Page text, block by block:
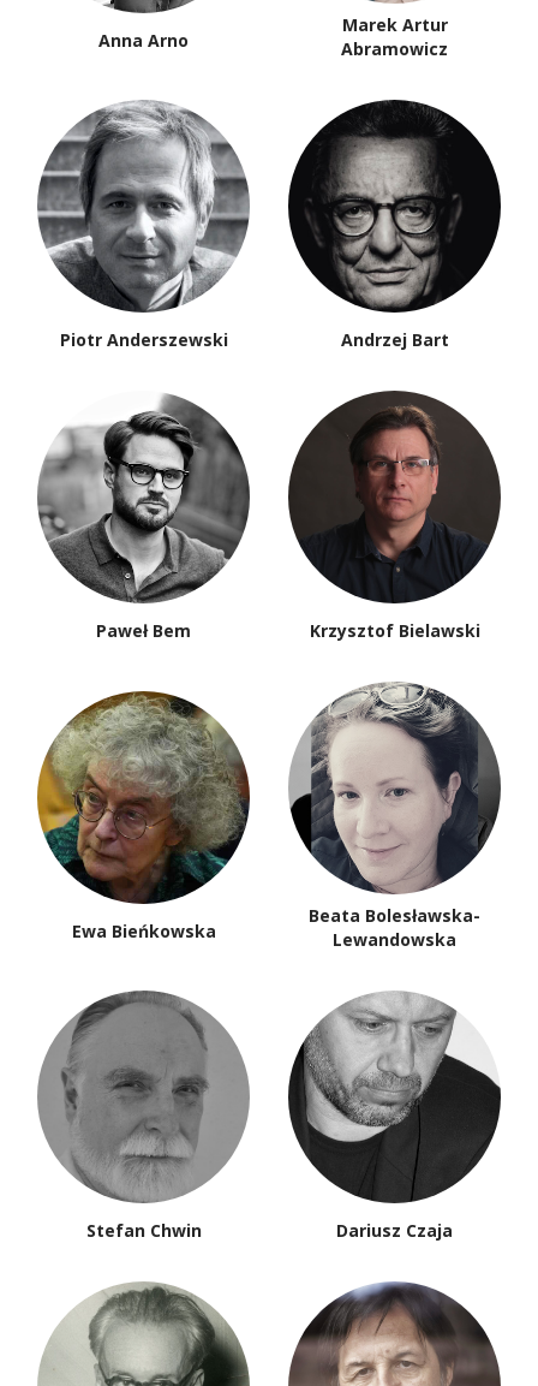
Anna Arno
Marek Artur
Abramowicz
Piotr Anderszewski Andrzej Bart
Paweł Bem Krzysztof Bielawski
Ewa Bieńkowska
Beata Bolesławska-
Lewandowska
Stefan Chwin Dariusz Czaja